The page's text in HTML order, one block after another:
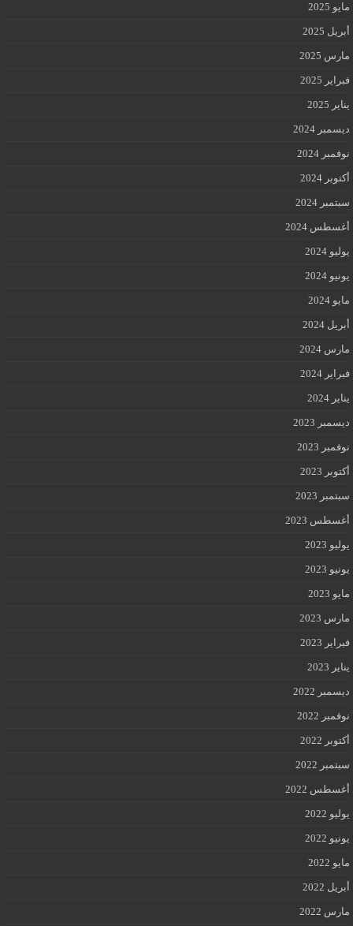
مايو 2025
أبريل 2025
مارس 2025
فبراير 2025
يناير 2025
ديسمبر 2024
نوفمبر 2024
أكتوبر 2024
سبتمبر 2024
أغسطس 2024
يوليو 2024
يونيو 2024
مايو 2024
أبريل 2024
مارس 2024
فبراير 2024
يناير 2024
ديسمبر 2023
نوفمبر 2023
أكتوبر 2023
سبتمبر 2023
أغسطس 2023
يوليو 2023
يونيو 2023
مايو 2023
مارس 2023
فبراير 2023
يناير 2023
ديسمبر 2022
نوفمبر 2022
أكتوبر 2022
سبتمبر 2022
أغسطس 2022
يوليو 2022
يونيو 2022
مايو 2022
أبريل 2022
مارس 2022